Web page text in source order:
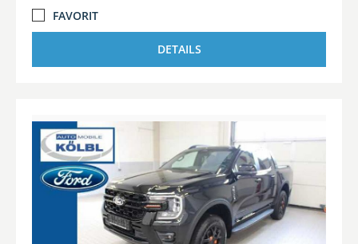
FAVORIT
DETAILS